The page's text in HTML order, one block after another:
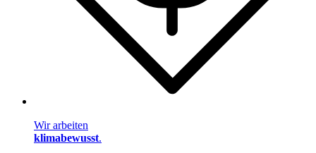
Wir arbeiten
klimabewusst.